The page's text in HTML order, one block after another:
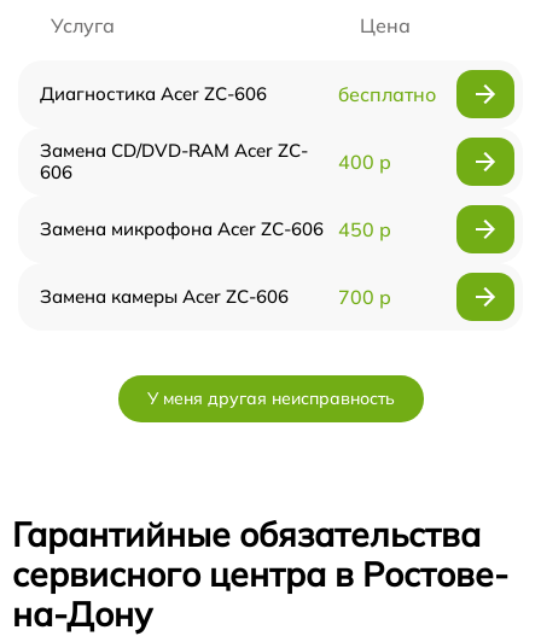
Услуга Цена
Диагностика Acer ZC-606 бесплатно
Замена CD/DVD-RAM Acer ZC-
606
400 р
Замена микрофона Acer ZC-606 450 р
Замена камеры Acer ZC-606 700 р
У меня другая неисправность
Гарантийные обязательства
сервисного центра в Ростове-
на-Дону